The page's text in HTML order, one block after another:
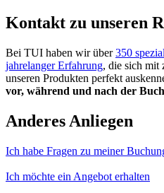
Kontakt zu unseren
Bei TUI haben wir über350
jahrelanger Erfahrung, die sich mit
unseren Produkten perfekt
vor, während und nach der
Anderes Anliegen
Ich habe Fragen zu meiner
Ich möchte ein Angebot erhalten